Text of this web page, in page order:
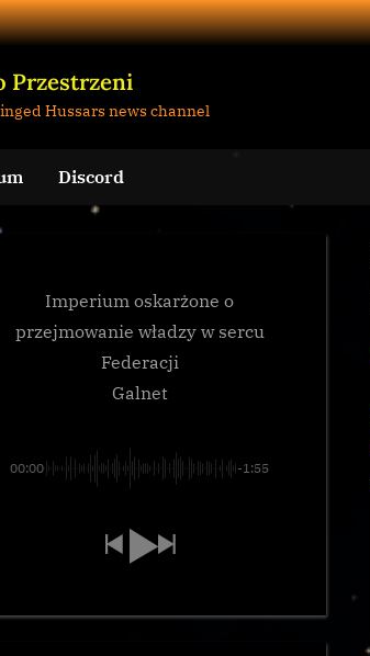
Przestrzeni
Hussars news channel
Discord
Imperium oskarżone o
przejmowanie władzy w sercu
Federacji
Galnet
00:00 -1:55